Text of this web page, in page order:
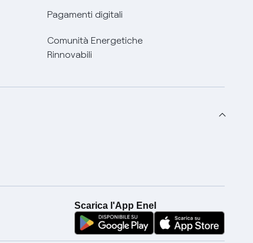
Pagamenti digitali
Comunità Energetiche
Rinnovabili
Scarica l'App Enel